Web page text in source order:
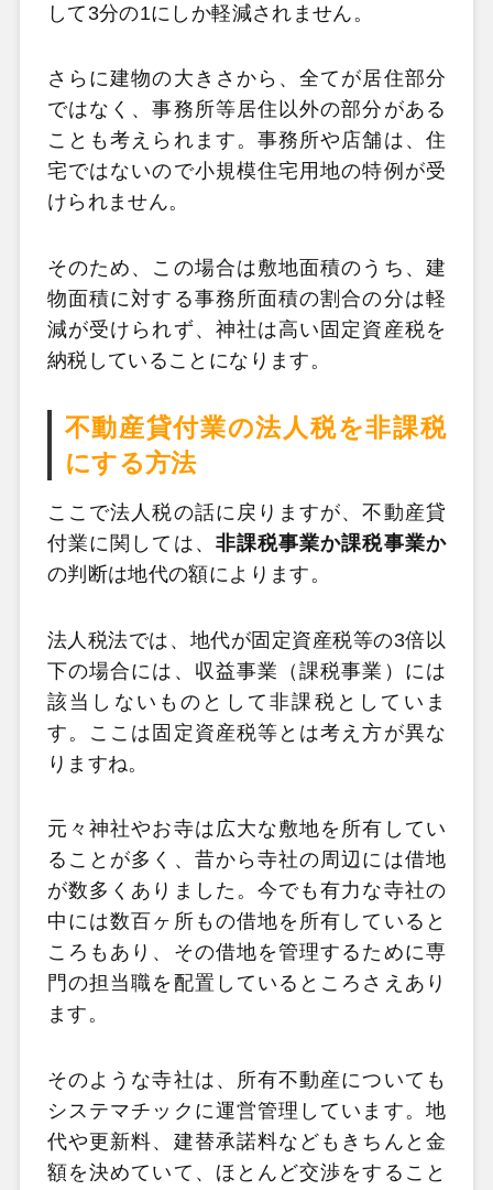
して3分の1にしか軽減されません。
さらに建物の大きさから、全てが居住部分
ではなく、事務所等居住以外の部分がある
ことも考えられます。事務所や店舗は、住
宅ではないので小規模住宅用地の特例が受
けられません。
そのため、この場合は敷地面積のうち、建
物面積に対する事務所面積の割合の分は軽
減が受けられず、神社は高い固定資産税を
納税していることになります。
不動産貸付業の法人税を非課税
にする方法
ここで法人税の話に戻りますが、不動産貸
付業に関しては、 非課税事業か課税事業か
の判断は地代の額によります。
法人税法では、地代が固定資産税等の3倍以
下の場合には、収益事業（課税事業）には
該当しないものとして非課税としていま
す。ここは固定資産税等とは考え方が異な
りますね。
元々神社やお寺は広大な敷地を所有してい
ることが多く、昔から寺社の周辺には借地
が数多くありました。今でも有力な寺社の
中には数百ヶ所もの借地を所有していると
ころもあり、その借地を管理するために専
門の担当職を配置しているところさえあり
ます。
そのような寺社は、所有不動産についても
システマチックに運営管理しています。地
代や更新料、建替承諾料などもきちんと金
額を決めていて、ほとんど交渉をすること